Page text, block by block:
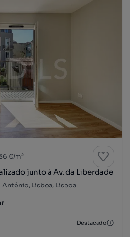
€/m²
junto à Av. da Liberdade
António, Lisboa, Lisboa
Destacado